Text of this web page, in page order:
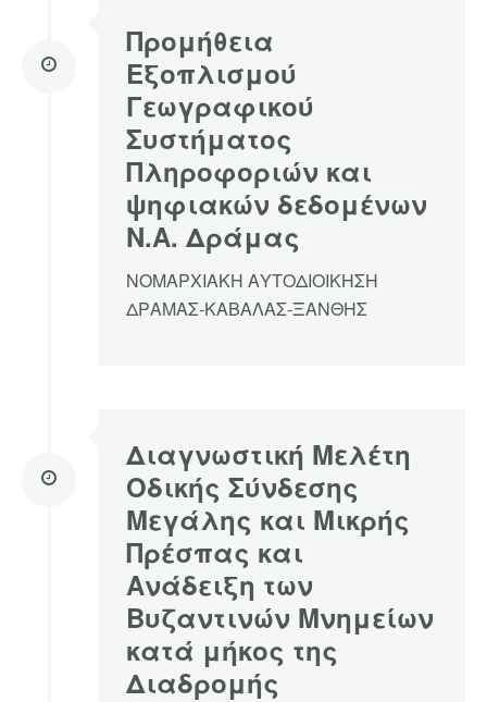
Προμήθεια
Εξοπλισμού
Γεωγραφικού
Συστήματος
Πληροφοριών και
ψηφιακών δεδομένων
Ν.Α. Δράμας
ΝΟΜΑΡΧΙΑΚΗ ΑΥΤΟΔΙΟΙΚΗΣΗ
ΔΡΑΜΑΣ-ΚΑΒΑΛΑΣ-ΞΑΝΘΗΣ
Διαγνωστική Μελέτη
Οδικής Σύνδεσης
Μεγάλης και Μικρής
Πρέσπας και
Ανάδειξη των
Βυζαντινών Μνημείων
κατά μήκος της
Διαδρομής